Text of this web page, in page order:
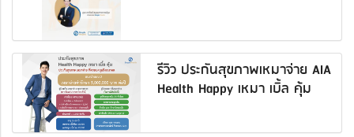
รีวิว ประกันสุขภาพเหมาจ่าย AIA
Health Happy เหมา เบิ้ล คุ้ม